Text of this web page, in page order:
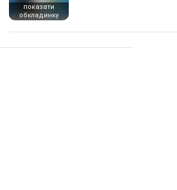
показати
обкладинку